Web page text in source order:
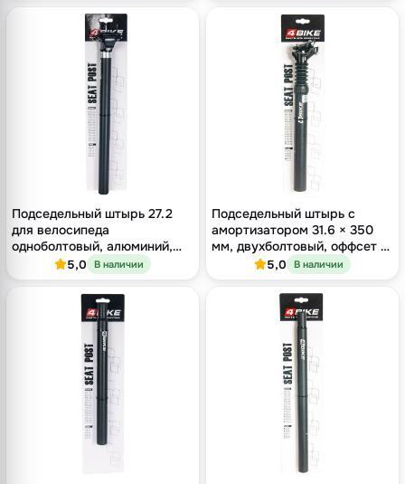
Подседельный штырь 27.2
для велосипеда
одноболтовый, алюминий,
длина 400 мм, оффсет 16 мм
5,0 В наличии
Подседельный штырь с
амортизатором 31.6 × 350
мм, двухболтовый, оффсет 12
мм, чёрный
5,0 В наличии